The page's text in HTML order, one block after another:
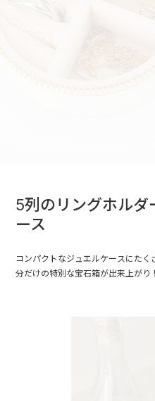
5列のリングホル
ース
コンパクトなジュエルケースにた
分だけの特別な宝石箱が出来上がり！